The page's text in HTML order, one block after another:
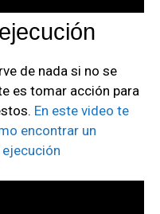
de nada si no se
es tomar acción para
En este video te
encontrar un